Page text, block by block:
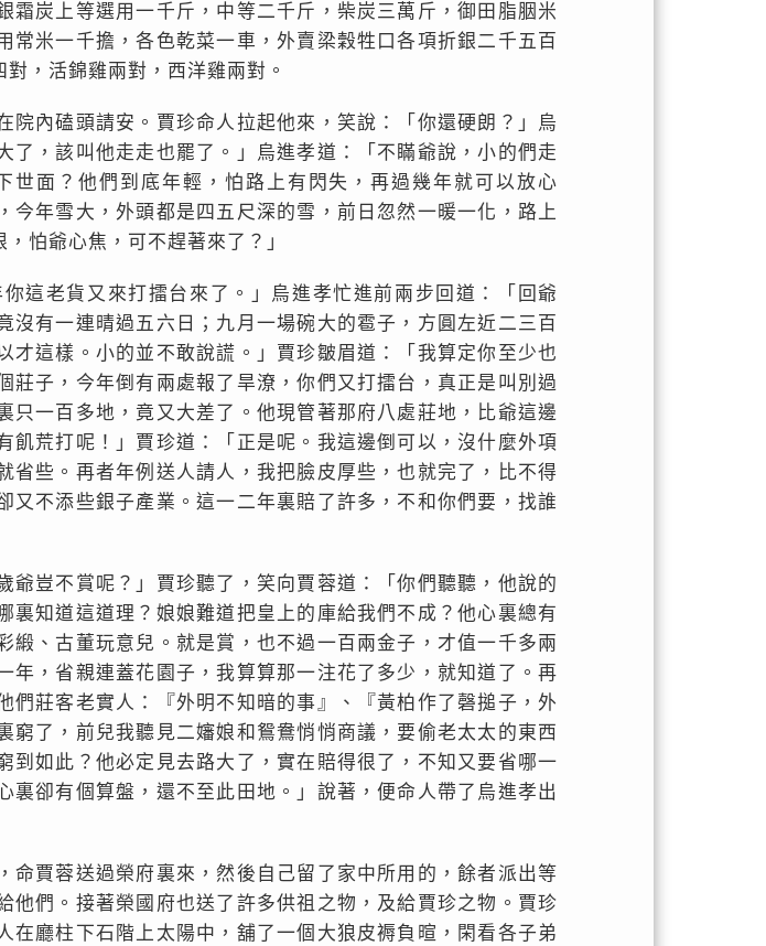
炭上等選用一千斤，中等二千斤，柴炭三萬斤，御田脂胭米
米一千擔，各色乾菜一車，外賣梁穀牲口各項折銀二千五百
，活錦雞兩對，西洋雞兩對。
內磕頭請安。賈珍命人拉起他來，笑說：「你還硬朗？」烏
，該叫他走走也罷了。」烏進孝道：「不瞞爺說，小的們走
面？他們到底年輕，怕路上有閃失，再過幾年就可以放心
今年雪大，外頭都是四五尺深的雪，前日忽然一暖一化，路上
怕爺心焦，可不趕著來了？」
這老貨又來打擂台來了。」烏進孝忙進前兩步回道：「回爺
有一連晴過五六日；九月一場碗大的雹子，方圓左近二三百
這樣。小的並不敢說謊。」賈珍皺眉道：「我算定你至少也
子，今年倒有兩處報了旱潦，你們又打擂台，真正是叫別過
一百多地，竟又大差了。他現管著那府八處莊地，比爺這邊
荒打呢！」賈珍道：「正是呢。我這邊倒可以，沒什麼外項
些。再者年例送人請人，我把臉皮厚些，也就完了，比不得
不添些銀子產業。這一二年裏賠了許多，不和你們要，找誰
豈不賞呢？」賈珍聽了，笑向賈蓉道：「你們聽聽，他說的
知道這道理？娘娘難道把皇上的庫給我們不成？他心裏總有
、古董玩意兒。就是賞，也不過一百兩金子，才值一千多兩
，省親連蓋花園子，我算算那一注花了多少，就知道了。再
莊客老實人：『外明不知暗的事』、『黃柏作了磬搥子，外
了，前兒我聽見二嬸娘和鴛鴦悄悄商議，要偷老太太的東西
如此？他必定見去路大了，實在賠得很了，不知又要省哪一
卻有個算盤，還不至此田地。」說著，便命人帶了烏進孝出
賈蓉送過榮府裏來，然後自己留了家中所用的，餘者派出等
們。接著榮國府也送了許多供祖之物，及給賈珍之物。賈珍
廳柱下石階上太陽中，舖了一個大狼皮褥負暄，閑看各子弟